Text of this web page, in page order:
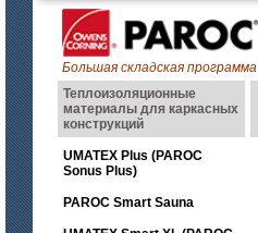
Большая складская программа
Теплоизоляционные
материалы для каркасных
конструкций
UMATEX Plus (PAROC
Sonus Plus)
PAROC Smart Sauna